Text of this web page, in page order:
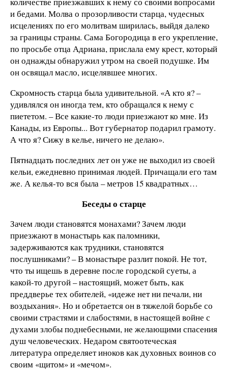
и бедами. Молва о прозорливости старца, чудесных
исцелениях по его молитвам ширилась, выйдя далеко
за границы страны. Сама Богородица в его укрепление,
по просьбе отца Адриана, прислала ему крест, который
он однажды обнаружил утром на своей подушке. Им
он освящал масло, исцелявшее многих.
Скромность старца была удивительной. «А кто я? –
удивлялся он иногда тем, кто обращался к нему с
пиететом. – Все какие-то люди приезжают ко мне. Из
Канады, из Европы... Вот губернатор подарил грамоту.
А что я? Сижу в келье, ничего не делаю».
Пятнадцать последних лет он уже не выходил из своей
кельи, ежедневно принимая людей. Причащали его там
же. А келья-то вся была – метров 15 квадратных…
Беседы о старце
Зачем люди становятся монахами? Зачем люди
приезжают в монастырь как паломники,
задерживаются как трудники, становятся
послушниками? – В монастыре разлит покой. Не тот,
что ты ищешь в деревне после городской суеты, а
какой-то другой – настоящий, может быть, как
преддверье тех обителей, «идеже нет ни печали, ни
воздыхания». Но и обретается он в тяжелой борьбе со
своими страстями и слабостями, в настоящей войне с
духами злобы поднебесными, не желающими спасения
душ человеческих. Недаром святоотеческая
литература определяет иноков как духовных воинов со
своим «щитом» и «мечом».